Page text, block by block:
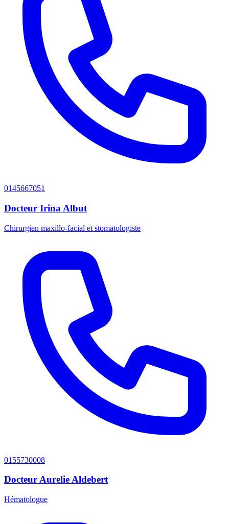
0145667051
Docteur Irina Albut
Chirurgien maxillo-facial et stomatologiste
0155730008
Docteur Aurelie Aldebert
Hématologue